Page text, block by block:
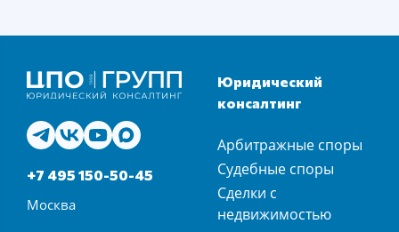
+7 495 150-50-45
Москва
Юридический
консалтинг
Арбитражные споры
Судебные споры
Сделки с
недвижимостью